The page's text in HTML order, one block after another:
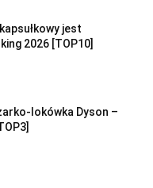
jest
2026 [TOP10]
lokówka Dyson –